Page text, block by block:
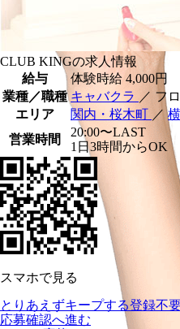
CLUB KINGの求人情報
給与
体験時給 4,000円
業種／職種 キャバクラ ／ フ
エリア
関内・桜木町 ／
営業時間
20:00〜LAST
1日3時間からOK
スマホで見る
とりあえずキープする登録不
応募確認へ進む